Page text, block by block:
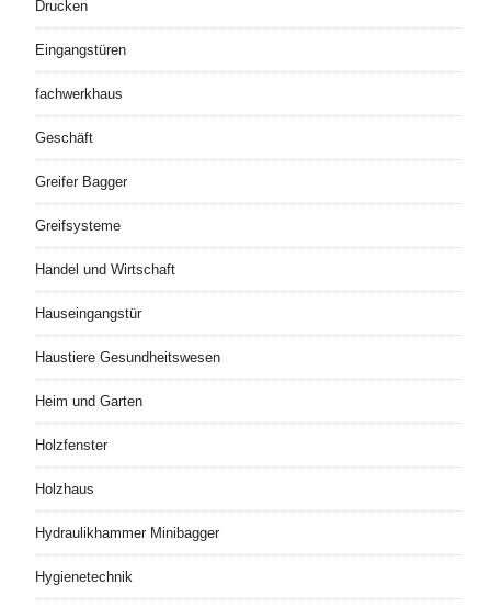
Drucken
Eingangstüren
fachwerkhaus
Geschäft
Greifer Bagger
Greifsysteme
Handel und Wirtschaft
Hauseingangstür
Haustiere Gesundheitswesen
Heim und Garten
Holzfenster
Holzhaus
Hydraulikhammer Minibagger
Hygienetechnik